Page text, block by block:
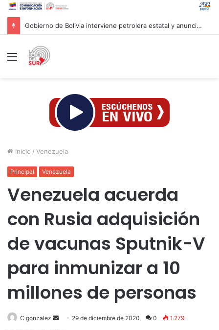
Gobierno de Bolivia interviene petrolera estatal y anuncia ofensiva contra la corrupción
Menú
Inicio / Venezuela
Principal Venezuela
Venezuela acuerda
con Rusia adquisición
de vacunas Sputnik-V
para inmunizar a 10
millones de personas
C gonzalez
Send 29 de diciembre de 2020 0 1.279